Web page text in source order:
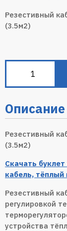
Резестивный
(3.5м2)
Описание
Резестивный
(3.5м2)
Скачать
кабель, тёплый
Резестивный
регулировкой
устройства